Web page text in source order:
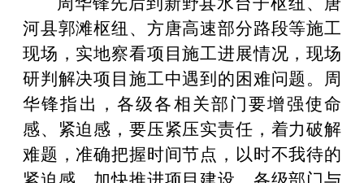
河县郭滩枢纽、方唐高速部分路段等施工
现场，实地察看项目施工进展情况，现场
研判解决项目施工中遇到的困难问题。周
华锋指出，各级各相关部门要增强使命
感、紧迫感，要压紧压实责任，着力破解
难题，准确把握时间节点，以时不我待的
紧迫感，加快推进项目建设。各级部门与